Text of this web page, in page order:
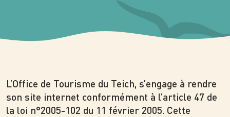
L’Office de Tourisme du Teich, s’engage à rendre
son site internet conformément à l’article 47 de
la loi n°2005-102 du 11 février 2005. Cette